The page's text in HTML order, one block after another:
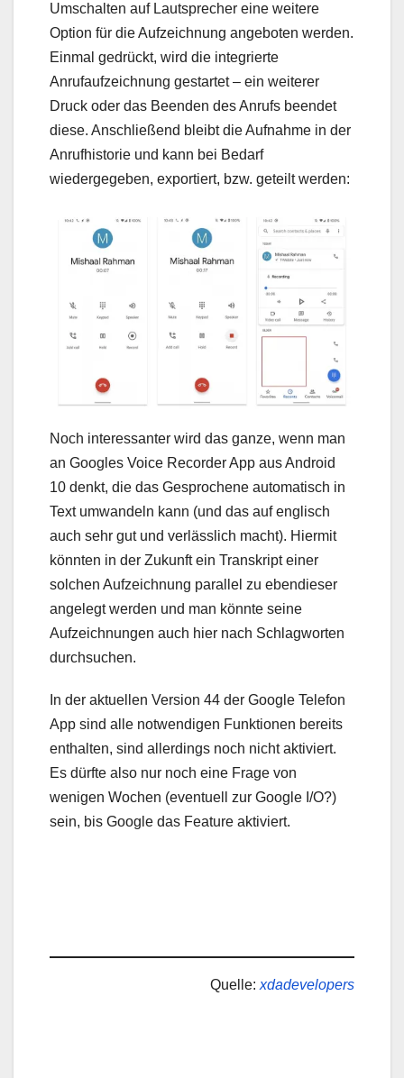
Umschalten auf Lautsprecher eine weitere
Option für die Aufzeichnung angeboten werden.
Einmal gedrückt, wird die integrierte
Anrufaufzeichnung gestartet – ein weiterer
Druck oder das Beenden des Anrufs beendet
diese. Anschließend bleibt die Aufnahme in der
Anrufhistorie und kann bei Bedarf
wiedergegeben, exportiert, bzw. geteilt werden:
Noch interessanter wird das ganze, wenn man
an Googles Voice Recorder App aus Android
10 denkt, die das Gesprochene automatisch in
Text umwandeln kann (und das auf englisch
auch sehr gut und verlässlich macht). Hiermit
könnten in der Zukunft ein Transkript einer
solchen Aufzeichnung parallel zu ebendieser
angelegt werden und man könnte seine
Aufzeichnungen auch hier nach Schlagworten
durchsuchen.
In der aktuellen Version 44 der Google Telefon
App sind alle notwendigen Funktionen bereits
enthalten, sind allerdings noch nicht aktiviert.
Es dürfte also nur noch eine Frage von
wenigen Wochen (eventuell zur Google I/O?)
sein, bis Google das Feature aktiviert.
Quelle: xdadevelopers